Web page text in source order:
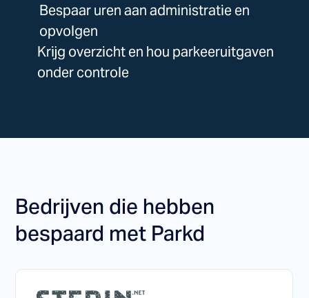
Bespaar uren aan administratie en
opvolgen
Krijg overzicht en hou parkeeruitgaven
onder controle
Bedrijven die hebben
bespaard met Parkd